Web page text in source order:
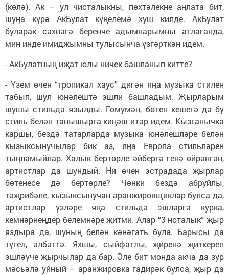
(көлә). Ак – ул чисталыкны, пөхтәлекне аңлата бит,
шуңа күрә АкБулат күңелемә хуш килде. АкБулат
буларак сәхнәгә беренче адымнарымны атлаганда,
мин инде имиджымны тулысынча үзгәрткән идем.
- АкБулатның иҗат юлы ничек башланып китте?
- Үзем өчен “тропикал хаус” дигән яңа музыка стилен
табып, шул юнәлештә эшли башладым. Җырларым
шушы стильдә язылды. Гомумән, бөтен кешегә дә бу
стиль белән танышырга киңәш итәр идем. Кызганычка
каршы, бездә татарларда музыка юнәлешләре белән
кызыксынучылар бик аз, яңа Европа стильләрен
тыңламыйлар. Халык бертөрле әйбергә генә өйрәнгән,
артистлар да шундый. Ни өчен эстрадада җырлар
бөтенесе дә бертөрле? Чөнки бездә абруйлы,
тәҗрибәле, кызыксынучан аранжировщиклар булса да,
артистлар үзләре яңа стильдә эшләргә курка,
кемнәрнеңдер белемнәре җитми. Алар “3 ноталык” җыр
яздыра да, шуның белән кәнәгать була. Барысы да
түгел, әлбәттә. Яхшы, сыйфатлы, җиренә җиткереп
эшләүче җырчылар да бар. Әле бит монда акча да зур
мәсьәлә уйный – аранжировка гадирәк булса, җыр да